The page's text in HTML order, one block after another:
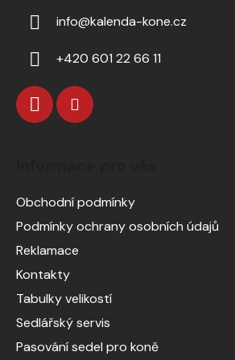
info@kalenda-kone.cz
+420 601 22 66 11
Obchodní podmínky
Podmínky ochrany osobních údajů
Reklamace
Kontakty
Tabulky velikostí
Sedlářský servis
Pasování sedel pro koně